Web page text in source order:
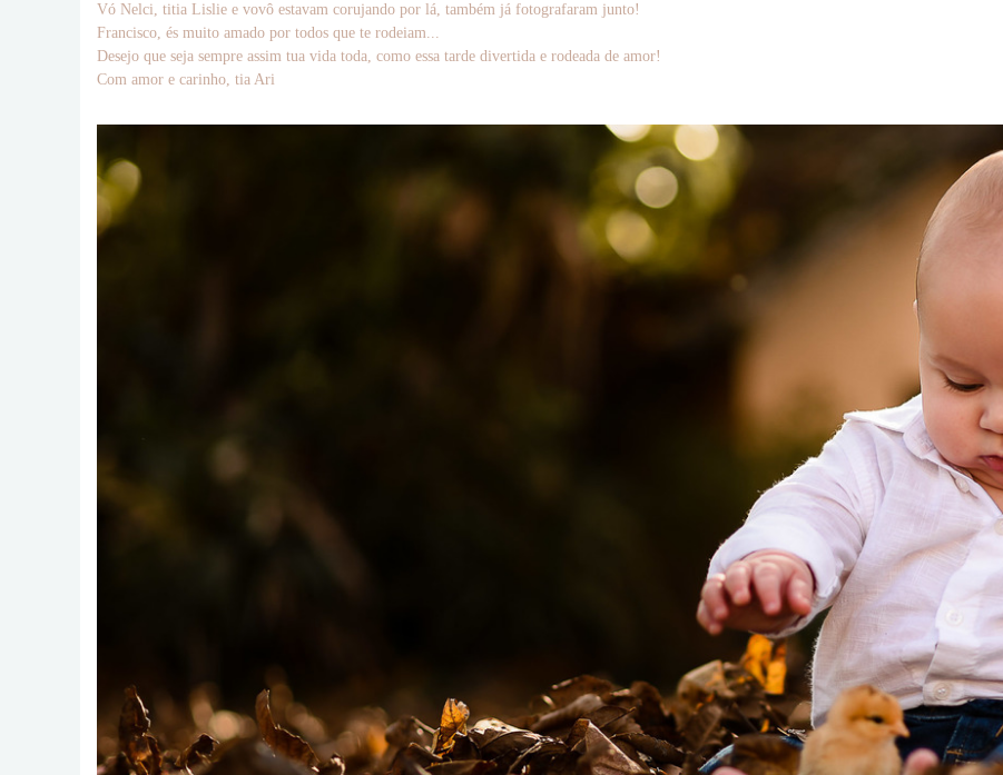
Vó Nelci, titia Lislie e vovô estavam corujando por lá, também já fotografaram junto!
Francisco, és muito amado por todos que te rodeiam...
Desejo que seja sempre assim tua vida toda, como essa tarde divertida e rodeada de amor!
Com amor e carinho, tia Ari